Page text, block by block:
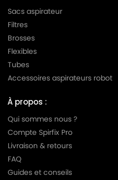
Sacs aspirateur
Filtres
Brosses
Flexibles
Tubes
Accessoires aspirateurs robot
À propos :
Qui sommes nous ?
Compte Spirfix Pro
Livraison & retours
FAQ
Guides et conseils